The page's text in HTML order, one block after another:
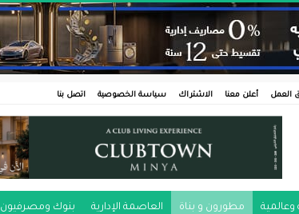
العمل أعلن معنا الاشتراك سياسة الخصوصية اتصل بنا
وعالمية مطورون و بناة العاصمة الإدارية بنوك ومصرفيون